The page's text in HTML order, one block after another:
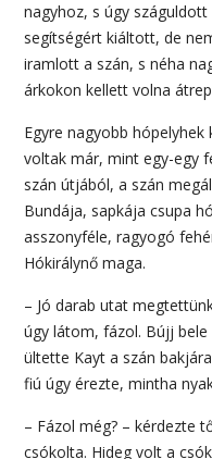
nagyhoz, s úgy
segítségért kiáltott, de
iramlott a szán, s néha
árkokon kellett volna
Egyre nagyobb
voltak már, mint egy-egy
szán útjából, a szán
Bundája, sapkája csupa
asszonyféle, ragyogó
Hókirálynő maga.
– Jó darab utat
úgy látom, fázol. Bújj
ültette Kayt a szán
fiú úgy érezte, mintha
– Fázol még? – kérdezte
csókolta. Hideg volt a